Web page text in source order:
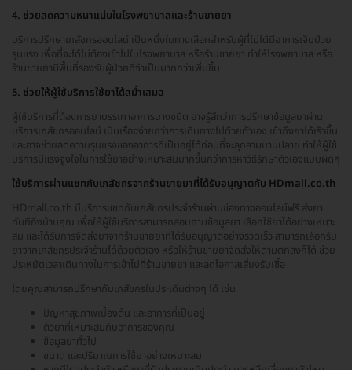
4. ช่วยลดความหนาแน่นในโรงพยาบาลและร้านขายยา
บริการปรึกษาเภสัชกรออนไลน์ เป็นหนึ่งในทางเลือกสำหรับผู้ที่ไม่ได้มีอาการเจ็บป่วย
รุนแรง เพื่อที่จะได้ไม่ต้องเข้าไปในโรงพยาบาล หรือร้านขายยา ทำให้โรงพยาบาล หรือ
ร้านขายยามีพื้นที่รองรับผู้ป่วยที่จำเป็นมากกว่าเพิ่มขึ้น
5. ช่วยให้ผู้ใช้บริการใช้ยาได้สม่ำเสมอ
ผู้ใช้บริการที่ต้องการยาบรรเทาอาการบางชนิด อาจรู้สึกว่าการปรึกษาข้อมูลยาผ่าน
บริการเภสัชกรออนไลน์ เป็นเรื่องง่ายกว่าการเดินทางไปด้วยตัวเอง เข้าถึงยาได้เร็วขึ้น
และอาจช่วยลดความรุนแรงของอาการที่เป็นอยู่ได้ก่อนที่จะลุกลามบานปลาย ทำให้ผู้ใช้
บริการมีแรงจูงใจในการใช้ยาอย่างเหมาะสมมากขึ้นกว่าการหาวิธีรักษาตัวเองแบบผิดๆ
ใช้บริการผ่านแชทกับเภสัชกรจากร้านขายยาที่ได้รับอนุญาตกับ HDmall.co.th
HDmall.co.th มีบริการแชทกับเภสัชกรประจำร้านผ่านช่องทางออนไลน์ฟรี ส่งยา
ทันทีถึงบ้านคุณ เพื่อให้ผู้ใช้บริการสามารถสอบถามข้อมูลยา เลือกใช้ยาได้อย่างเหมาะ
สม และได้รับการจัดส่งยาจากร้านขายยาที่ได้รับอนุญาตอย่างรวดเร็ว สามารถเลือกรับ
ยาจากเภสัชกรประจำร้านได้ด้วยตัวเอง หรือให้ร้านขายยาจัดส่งให้ตามตกลงก็ได้ ช่วย
ประหยัดเวลาเดินทางในการเข้าไปที่ร้านขายยา และลดโอกาสเสี่ยงรับเชื้อ
โดยคุณสามารถปรึกษากับเภสัชกรในประเด็นต่างๆ ได้ เช่น
ปัญหาสุขภาพเบื้องต้น และอาการที่เป็นอยู่
ตัวยาที่เหมาะสมกับอาการของคุณ
ข้อมูลยาทั่วไป
ขนาด และปริมาณการใช้ยาอย่างเหมาะสม